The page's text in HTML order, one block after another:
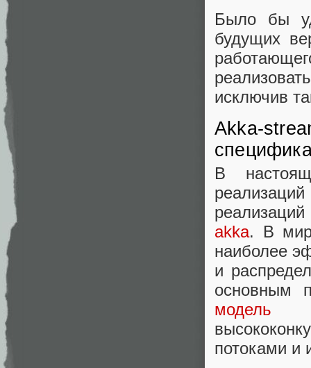
Было бы
будущих
исключив
Akka-
В
akka. В
наиболее
и
основным
модель
потоками и